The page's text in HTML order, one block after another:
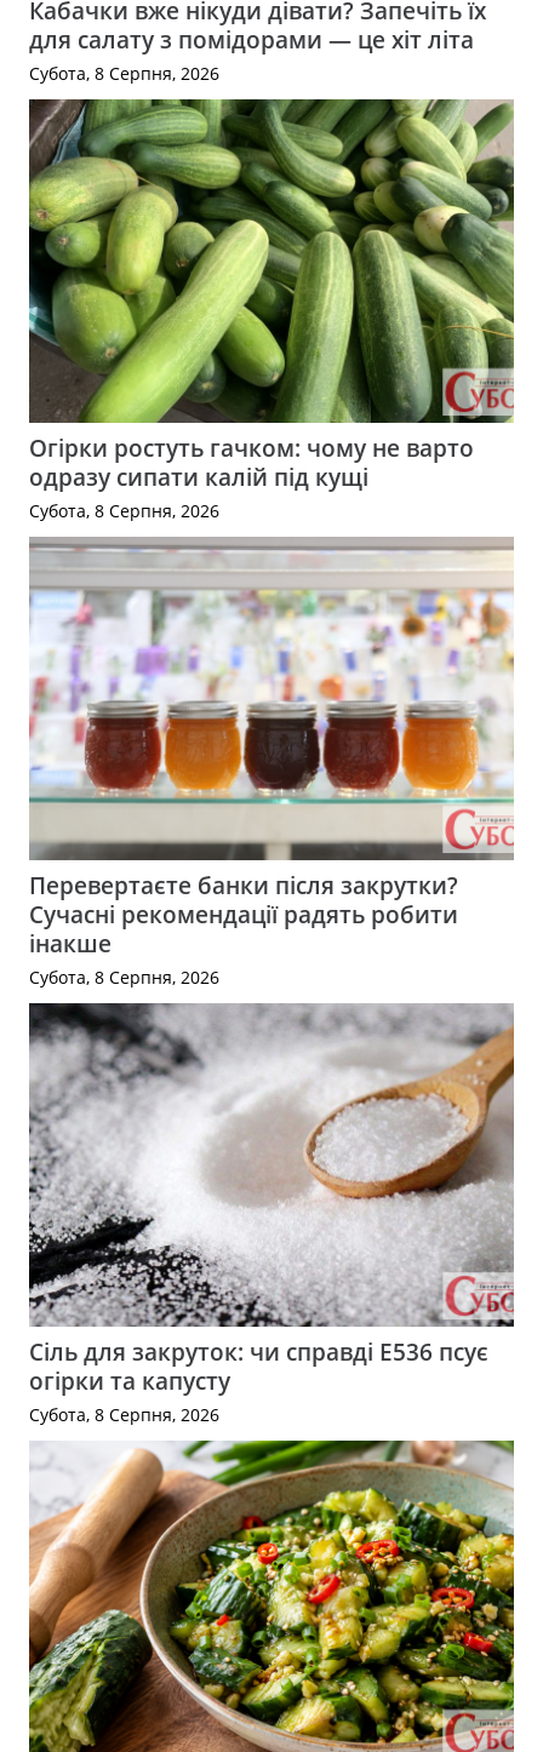
Кабачки вже нікуди дівати? Запечіть їх
для салату з помідорами — це хіт літа
Субота, 8 Серпня, 2026
Огірки ростуть гачком: чому не варто
одразу сипати калій під кущі
Субота, 8 Серпня, 2026
Перевертаєте банки після закрутки?
Сучасні рекомендації радять робити
інакше
Субота, 8 Серпня, 2026
Сіль для закруток: чи справді Е536 псує
огірки та капусту
Субота, 8 Серпня, 2026